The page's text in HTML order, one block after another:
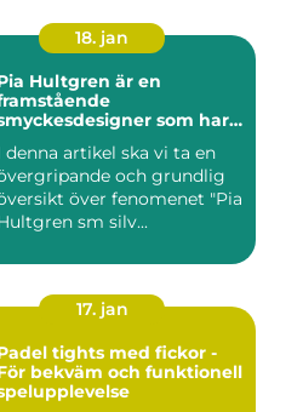
18. jan
Hultgren är en
som har
och vackra smycken i
denna artikel ska vi ta en
och grundlig
över fenomenet "Pia
sm silv...
17. jan
tights med fickor -
bekväm och funktionell